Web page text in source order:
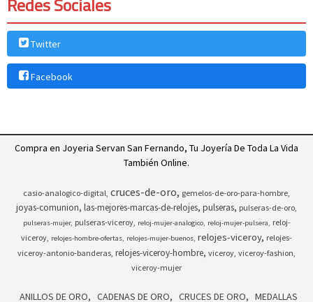
Twitter
Facebook
Compra en Joyeria Servan San Fernando, Tu Joyería De Toda La Vida
También Online.
casio-analogico-digital cruces-de-oro gemelos-de-oro-para-hombre
joyas-comunion las-mejores-marcas-de-relojes pulseras pulseras-de-oro
pulseras-mujer pulseras-viceroy reloj-mujer-analogico reloj-mujer-pulsera
reloj-
viceroy relojes-hombre-ofertas relojes-mujer-buenos relojes-viceroy relojes-
viceroy-antonio-banderas relojes-viceroy-hombre viceroy viceroy-fashion
viceroy-mujer
ANILLOS DE ORO CADENAS DE ORO CRUCES DE ORO MEDALLAS